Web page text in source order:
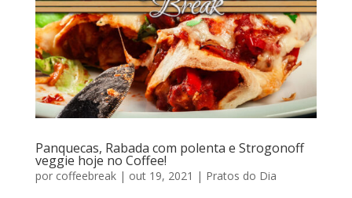
Panquecas, Rabada com polenta e Strogonoff
veggie hoje no Coffee!
por coffeebreak| out 19, 2021 | Pratos do Dia